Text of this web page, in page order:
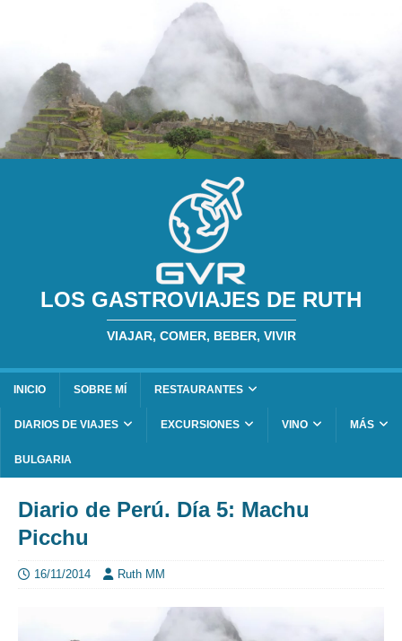
LOS GASTROVIAJES DE RUTH
VIAJAR, COMER, BEBER, VIVIR
INICIO SOBRE MÍ RESTAURANTES
DIARIOS DE VIAJES EXCURSIONES VINO MÁS
BULGARIA
Diario de Perú. Día 5: Machu
Picchu
16/11/2014 Ruth MM